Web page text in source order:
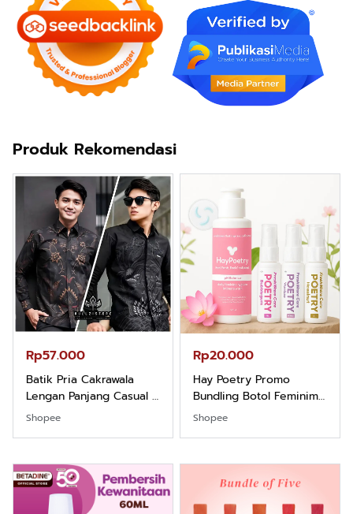
Produk Rekomendasi
Rp57.000
Batik Pria Cakrawala
Lengan Panjang Casual -
Kemeja Batik Pria
Dewasa Lengan Panjang
Nyaman Kemeja Kerja
Santai Slimfit Formal
Shopee
Rp20.000
Hay Poetry Promo
Bundling Botol Feminim
Care Perawatan
Keputihan Kewanitaan
Balance dan Aroma
Bubbelgum Vanilla &
Shopee